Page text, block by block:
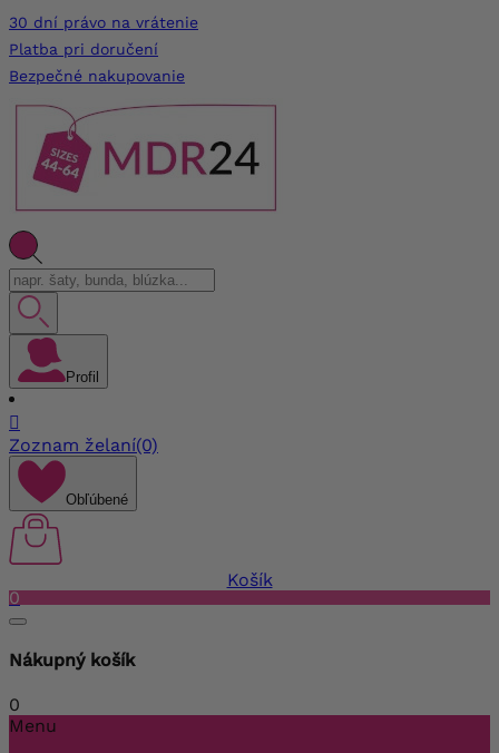
30 dní právo na vrátenie
Platba pri doručení
Bezpečné nakupovanie
Profil

Zoznam želaní(0)
Obľúbené
Košík
0
Nákupný košík
0
Menu